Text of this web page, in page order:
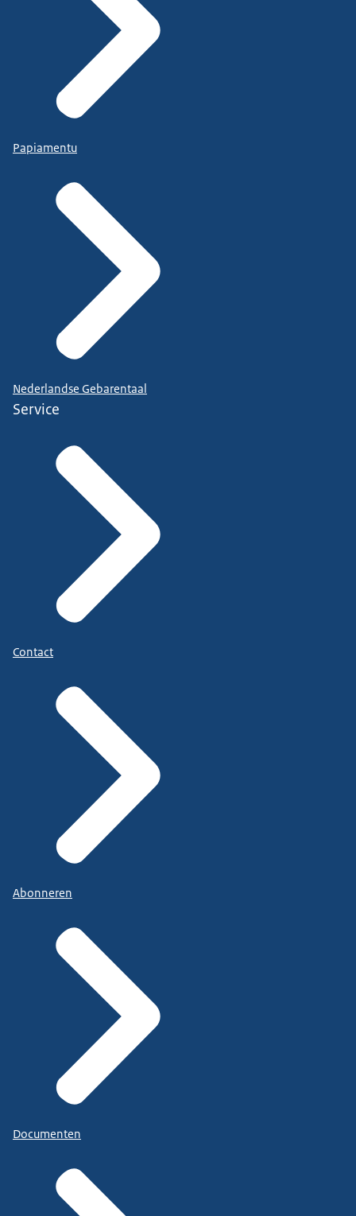
Papiamentu
Nederlandse Gebarentaal
Service
Contact
Abonneren
Documenten